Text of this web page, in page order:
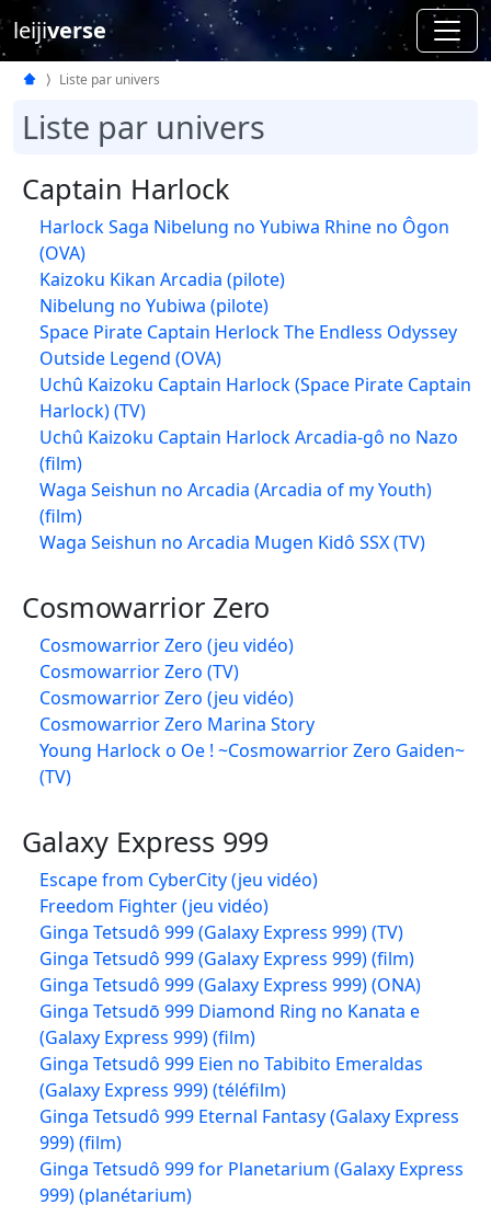
leijiverse
Liste par univers
Liste par univers
Captain Harlock
Harlock Saga Nibelung no Yubiwa Rhine no Ôgon
(OVA)
Kaizoku Kikan Arcadia (pilote)
Nibelung no Yubiwa (pilote)
Space Pirate Captain Herlock The Endless Odyssey
Outside Legend (OVA)
Uchû Kaizoku Captain Harlock (Space Pirate Captain
Harlock) (TV)
Uchû Kaizoku Captain Harlock Arcadia-gô no Nazo
(film)
Waga Seishun no Arcadia (Arcadia of my Youth)
(film)
Waga Seishun no Arcadia Mugen Kidô SSX (TV)
Cosmowarrior Zero
Cosmowarrior Zero (jeu vidéo)
Cosmowarrior Zero (TV)
Cosmowarrior Zero (jeu vidéo)
Cosmowarrior Zero Marina Story
Young Harlock o Oe ! ~Cosmowarrior Zero Gaiden~
(TV)
Galaxy Express 999
Escape from CyberCity (jeu vidéo)
Freedom Fighter (jeu vidéo)
Ginga Tetsudô 999 (Galaxy Express 999) (TV)
Ginga Tetsudô 999 (Galaxy Express 999) (film)
Ginga Tetsudô 999 (Galaxy Express 999) (ONA)
Ginga Tetsudō 999 Diamond Ring no Kanata e
(Galaxy Express 999) (film)
Ginga Tetsudô 999 Eien no Tabibito Emeraldas
(Galaxy Express 999) (téléfilm)
Ginga Tetsudô 999 Eternal Fantasy (Galaxy Express
999) (film)
Ginga Tetsudô 999 for Planetarium (Galaxy Express
999) (planétarium)